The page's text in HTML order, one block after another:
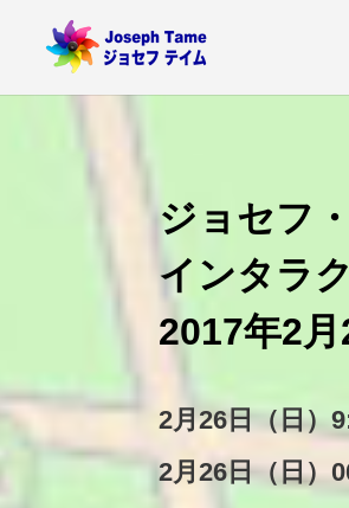
ジョセフ
インタラ
2017年2月
2月26日（日）
2月26日（日）